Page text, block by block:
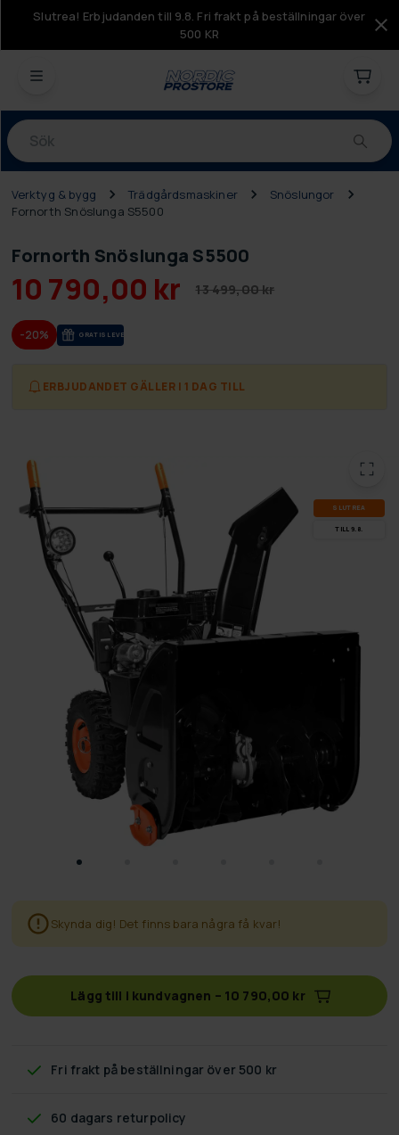
Slutrea! Erbjudanden till 9.8. Fri frakt på beställningar över
500 KR
Produkter
Verktyg & bygg Trädgårdsmaskiner
Snöslungor
Fornorth Snöslunga S5500
Fornorth Snöslunga S5500
10 790,00 kr 13 499,00 kr
-20% GRA­TIS LE­VE­RANS
ERBJUDANDET GÄLLER I 1 DAG TILL
SLUT­REA
TILL 9.8.
Skynda dig! Det finns bara några få kvar!
Lägg till i kundvagnen – 10 790,00 kr
Fri frakt på beställningar över 500 kr
60 dagars returpolicy